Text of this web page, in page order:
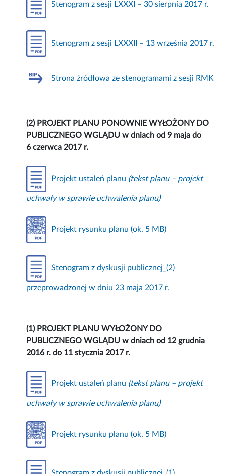
Stenogram z sesji LXXXI – 30 sierpnia 2017 r.
Stenogram z sesji LXXXII – 13 września 2017 r.
Strona źródłowa ze stenogramami z sesji RMK
(2) PROJEKT PLANU PONOWNIE WYŁOŻONY DO
PUBLICZNEGO WGLĄDU w dniach od 9 maja do
6 czerwca 2017 r.
Projekt ustaleń planu (tekst planu – projekt
uchwały w sprawie uchwalenia planu)
Projekt rysunku planu (ok. 5 MB)
Stenogram z dyskusji publicznej_(2)
przeprowadzonej w dniu 23 maja 2017 r.
(1) PROJEKT PLANU WYŁOŻONY DO
PUBLICZNEGO WGLĄDU w dniach od 12 grudnia
2016 r. do 11 stycznia 2017 r.
Projekt ustaleń planu (tekst planu – projekt
uchwały w sprawie uchwalenia planu)
Projekt rysunku planu (ok. 5 MB)